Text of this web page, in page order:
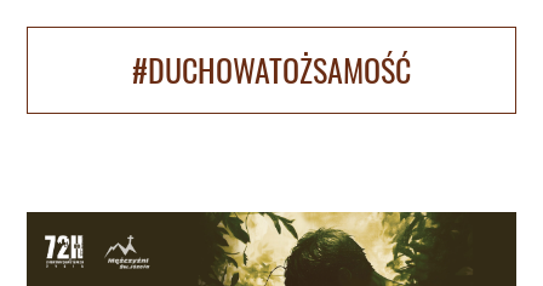
#DUCHOWATOŻSAMOŚĆ